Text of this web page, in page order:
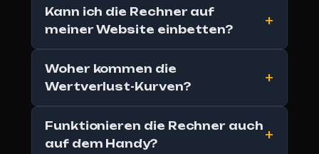
Kann ich die Rechner auf
meiner Website einbetten?
Woher kommen die
Wertverlust-Kurven?
Funktionieren die Rechner auch
auf dem Handy?